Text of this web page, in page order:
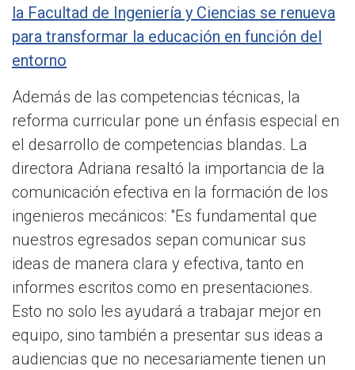
la Facultad de Ingeniería y Ciencias se renueva
para transformar la educación en función del
entorno
Además de las competencias técnicas, la
reforma curricular pone un énfasis especial en
el desarrollo de competencias blandas. La
directora Adriana resaltó la importancia de la
comunicación efectiva en la formación de los
ingenieros mecánicos: "Es fundamental que
nuestros egresados sepan comunicar sus
ideas de manera clara y efectiva, tanto en
informes escritos como en presentaciones.
Esto no solo les ayudará a trabajar mejor en
equipo, sino también a presentar sus ideas a
audiencias que no necesariamente tienen un